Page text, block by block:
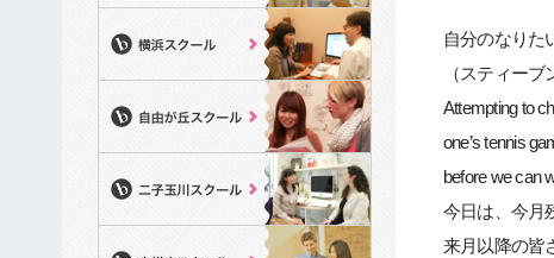
自分のなりた
（スティー
Attempting to
one’s tennis
before we can
今日は、今月
来月以降の皆